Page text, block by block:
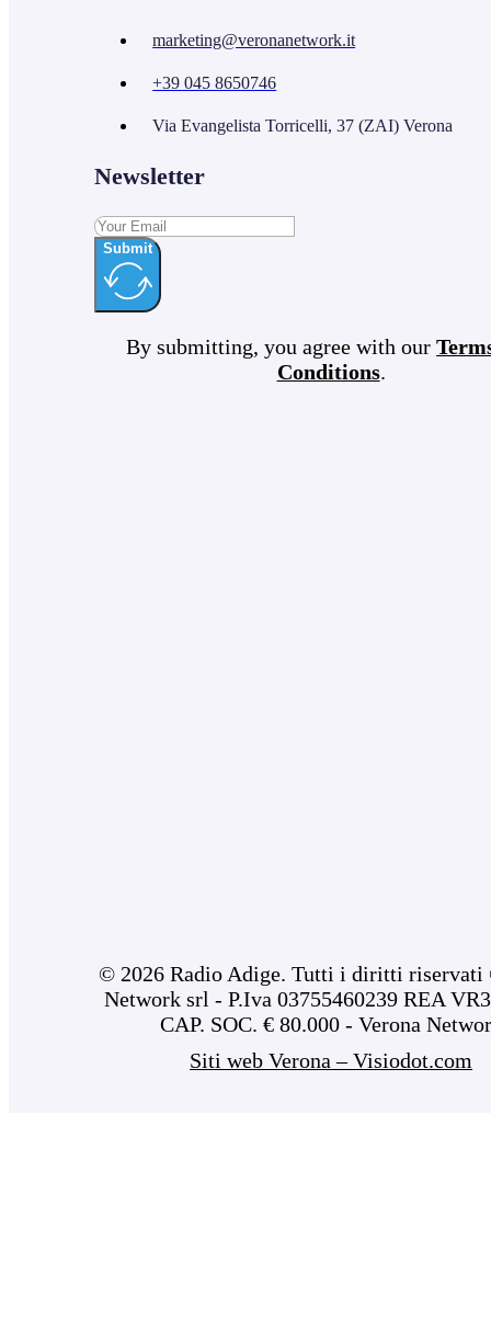
marketing@veronanetwork.it
+39 045 8650746
Via Evangelista Torricelli, 37 (ZAI) Verona
Newsletter
Submit
By submitting, you agree with our
Conditions.
© 2026 Radio Adige. Tutti i diritti riservati
Network srl - P.Iva 03755460239 REA
CAP. SOC. € 80.000 - Verona
Siti web Verona – Visiodot.com